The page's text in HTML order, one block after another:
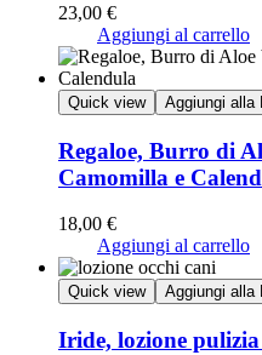
23,00 €
Aggiungi al carrello
Quick view Aggiungi alla
Regaloe, Burro di
Camomilla e
18,00 €
Aggiungi al carrello
Quick view Aggiungi alla
Iride, lozione